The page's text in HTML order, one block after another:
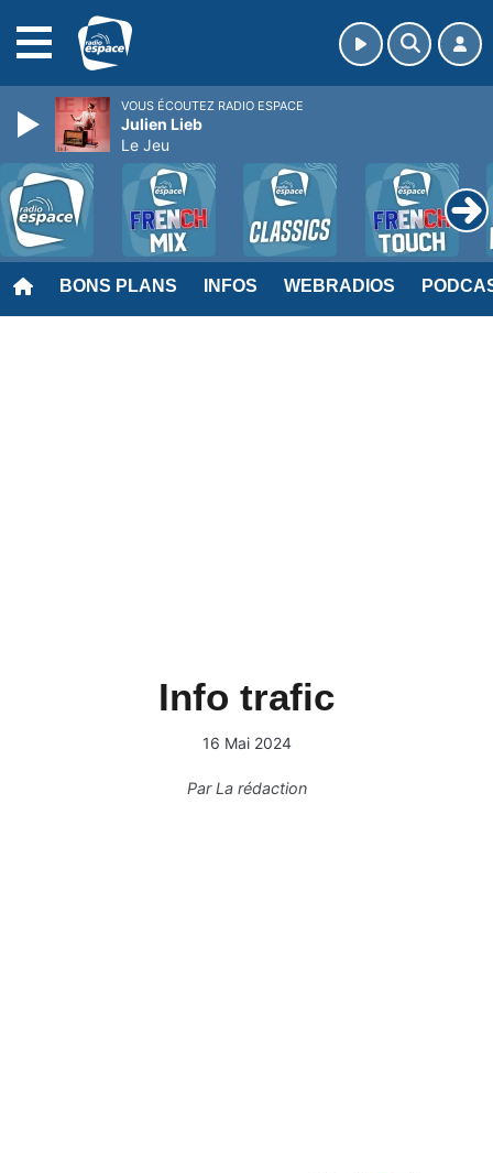
BONS PLANS INFOS WEBRADIOS
Info trafic
16 Mai 2024
ParLa rédaction
VOUS ÉCOUTEZ RADIO ESPACE
Julien Lieb
Le Jeu